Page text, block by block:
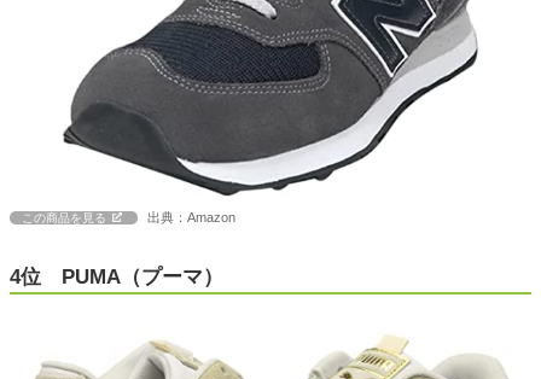
この商品を見る 出典：Amazon
4位 PUMA（プーマ）